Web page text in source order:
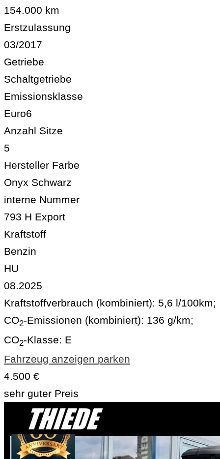
154.000 km
Erstzulassung
03/2017
Getriebe
Schaltgetriebe
Emissionsklasse
Euro6
Anzahl Sitze
5
Hersteller Farbe
Onyx Schwarz
interne Nummer
793 H Export
Kraftstoff
Benzin
HU
08.2025
Kraftstoffverbrauch (kombiniert): 5,6 l/100km;
CO2-Emissionen (kombiniert): 136 g/km;
CO2-Klasse: E
Fahrzeug anzeigen parken
4.500 €
sehr guter Preis